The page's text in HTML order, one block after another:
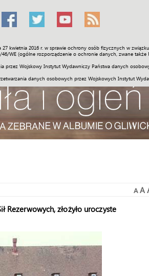
kwietnia 2016 r. w sprawie ochrony osób fizycznych w
WE (ogólne rozporządzenie o ochronie danych, zwane także
Wojskowy Instytut Wydawniczy Państwa danych
danych osobowych przez Wojskowych Instytut
Sport Historia Galerie Wideo
A A
złożyło uroczyste